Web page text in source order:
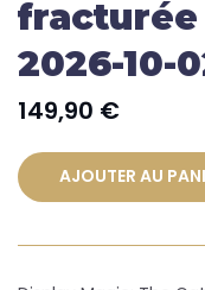
2026-10-
149,90 €
AJOUTER AU